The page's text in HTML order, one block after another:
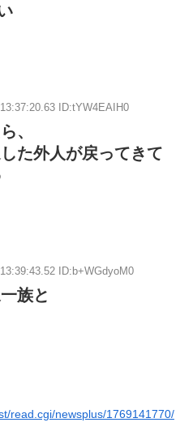
ID:tYW4EAIH0
、
た外人が戻ってきて
ID:b+WGdyoM0
族と
read.cgi/newsplus/1769141770/